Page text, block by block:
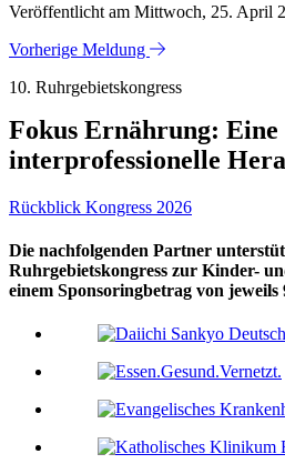
Veröffentlicht am Mittwoch, 25. April
Vorherige Meldung
10. Ruhrgebietskongress
Fokus Ernährung: Eine
interprofessionelle
Rückblick Kongress 2026
Die nachfolgenden Partner
Ruhrgebietskongress zur Kinder-
einem Sponsoringbetrag von jeweils